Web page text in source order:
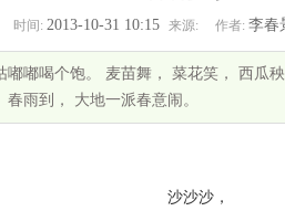
时间: 2013-10-31 10:15 来源: 作者: 李
嘟嘟喝个饱。 麦苗舞， 菜花笑， 西瓜
雨到， 大地一派春意闹。
沙沙沙，